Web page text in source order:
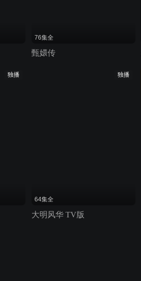
76集全
甄嬛传
独播 独播
64集全
大明风华 TV版